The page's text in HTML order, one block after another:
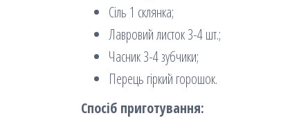
Сіль 1 склянка;
Лавровий листок 3-4 шт.;
Часник 3-4 зубчики;
Перець гіркий горошок.
Спосіб приготування: